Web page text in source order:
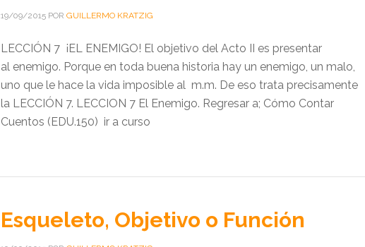
19/09/2015 POR GUILLERMO KRATZIG
LECCIÓN 7 ¡EL ENEMIGO! El objetivo del Acto II es presentar
al enemigo. Porque en toda buena historia hay un enemigo, un malo,
uno que le hace la vida imposible al m.m. De eso trata precisamente
la LECCIÓN 7. LECCION 7 El Enemigo. Regresar a; Cómo Contar
Cuentos (EDU.150) ir a curso
Esqueleto, Objetivo o Función